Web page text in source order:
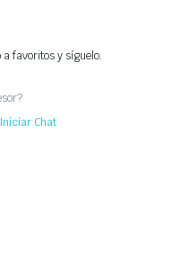
favoritos y síguelo.
Iniciar Chat